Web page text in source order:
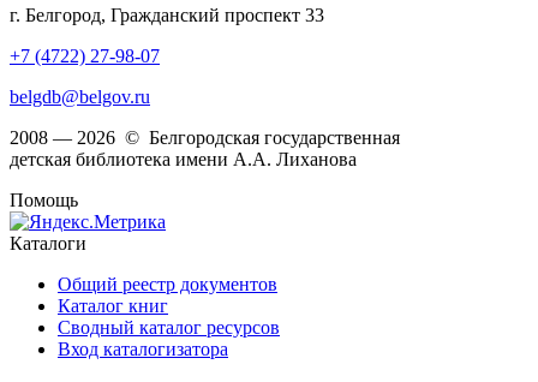
г. Белгород, Гражданский проспект 33
+7 (4722) 27-98-07
belgdb@belgov.ru
2008 — 2026 © Белгородская государственная
детская библиотека имени А.А. Лиханова
Помощь
Каталоги
Общий реестр документов
Каталог книг
Сводный каталог ресурсов
Вход каталогизатора